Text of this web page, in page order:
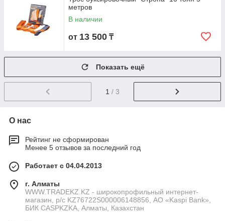
метров
В наличии
от 13 500 ₸
Показать ещё
1 / 3
О нас
Рейтинг не сформирован
Менее 5 отзывов за последний год
Работает с 04.04.2013
г. Алматы
WWW.TRADEKZ.KZ - широкопрофильный интернет-
магазин, р/с KZ76722S000006148856, АО «Kaspi Bank»,
БИК CASPKZKA, Алматы, Казахстан